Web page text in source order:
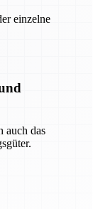
einzelne
auch das